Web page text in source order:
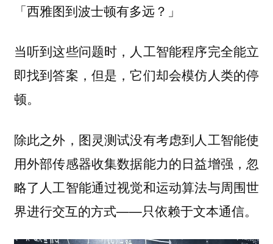
「西雅图到波士顿有多远？」
当听到这些问题时，人工智能程序完全能立
即找到答案，但是，它们却会模仿人类的停
顿。
除此之外，图灵测试没有考虑到人工智能使
用外部传感器收集数据能力的日益增强，忽
略了人工智能通过视觉和运动算法与周围世
界进行交互的方式——只依赖于文本通信。